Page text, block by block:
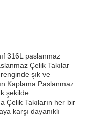
316L paslanmaz
Çelik Takılar
renginde şık ve
Kaplama Paslanmaz
şekilde
Çelik Takıların her bir
karşı dayanıklı